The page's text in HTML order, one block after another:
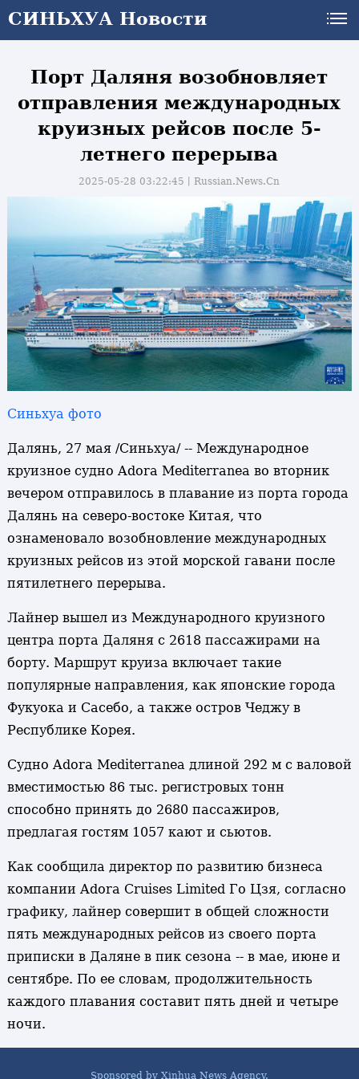
СИНЬХУА Новости
СИНЬХУА Новости
Порт Даляня возобновляет
отправления международных
круизных рейсов после 5-
летнего перерыва
2025-05-28 03:22:45丨Russian.News.Cn
Синьхуа фото
Далянь, 27 мая /Синьхуа/ -- Международное
круизное судно Adora Mediterranea во вторник
вечером отправилось в плавание из порта города
Далянь на северо-востоке Китая, что
ознаменовало возобновление международных
круизных рейсов из этой морской гавани после
пятилетнего перерыва.
Лайнер вышел из Международного круизного
центра порта Даляня с 2618 пассажирами на
борту. Маршрут круиза включает такие
популярные направления, как японские города
Фукуока и Сасебо, а также остров Чеджу в
Республике Корея.
Судно Adora Mediterranea длиной 292 м с валовой
вместимостью 86 тыс. регистровых тонн
способно принять до 2680 пассажиров,
предлагая гостям 1057 кают и сьютов.
Как сообщила директор по развитию бизнеса
компании Adora Cruises Limited Го Цзя, согласно
графику, лайнер совершит в общей сложности
пять международных рейсов из своего порта
приписки в Даляне в пик сезона -- в мае, июне и
сентябре. По ее словам, продолжительность
каждого плавания составит пять дней и четыре
ночи.
Sponsored by Xinhua News Agency.